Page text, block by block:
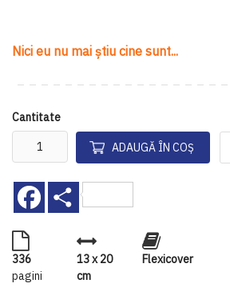
Nici eu nu mai știu cine sunt...
Cantitate
ADAUGĂ ÎN COȘ
Facebook
336
pagini
13 x 20
cm
Flexicover